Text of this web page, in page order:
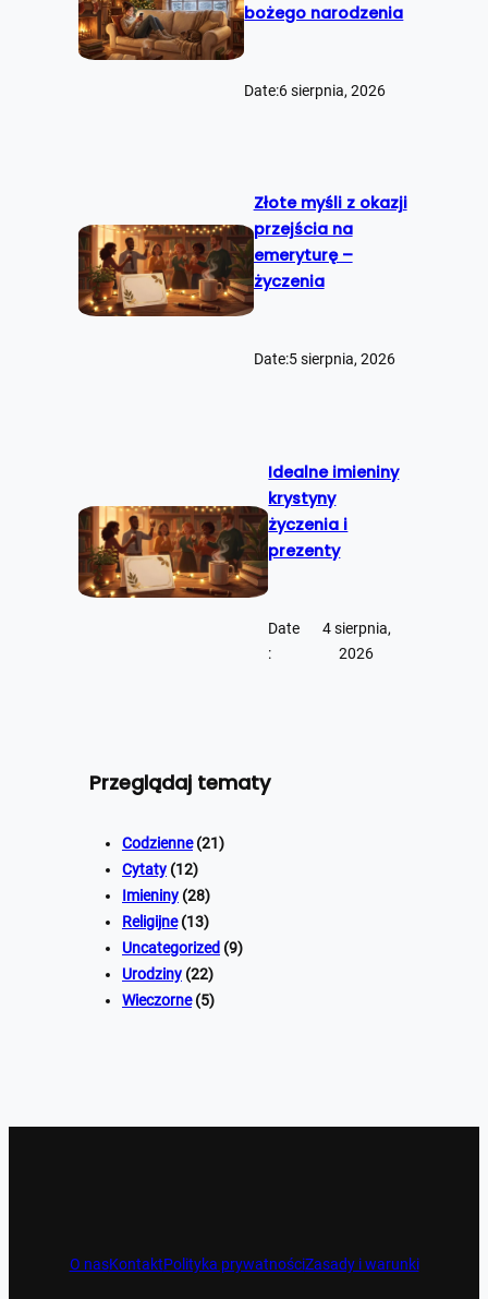
bożego narodzenia
Date:6 sierpnia, 2026
Złote myśli z okazji
przejścia na
emeryturę –
życzenia
Date:5 sierpnia, 2026
Idealne imieniny
krystyny
życzenia i
prezenty
Date
:
4 sierpnia,
2026
Przeglądaj tematy
Codzienne(21)
Cytaty (12)
Imieniny (28)
Religijne(13)
Uncategorized (9)
Urodziny (22)
Wieczorne(5)
O nasKontaktPolityka prywatnościZasady i warunki